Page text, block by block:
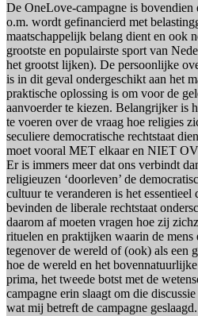
De OneLove-campagne is bovendien
o.m. wordt gefinancierd met
maatschappelijk belang dient en ook
grootste en populairste sport van
het grootst lijken). De persoonlijke
is in dit geval ondergeschikt aan het
praktische oplossing is om voor de
aanvoerder te kiezen. Belangrijker is
te voeren over de vraag hoe religies
seculiere democratische rechtstaat
moet vooral MET elkaar en NIET
Er is immers meer dat ons verbindt
religieuzen ‘doorleven’ de
cultuur te veranderen is het
bevinden de liberale rechtstaat
daarom af moeten vragen hoe zij
rituelen en praktijken waarin de
tegenover de wereld of (ook) als een
hoe de wereld en het
prima, het tweede botst met de
campagne erin slaagt om die
wat mij betreft de campagne geslaagd.